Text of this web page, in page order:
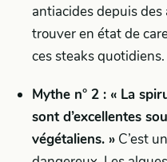
antiacides depuis
trouver en état de
ces steaks quotidiens.
Mythe n° 2 : « La
sont d’excellentes
végétaliens. » C’est